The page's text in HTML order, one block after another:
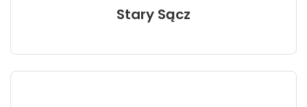
Stary Sącz